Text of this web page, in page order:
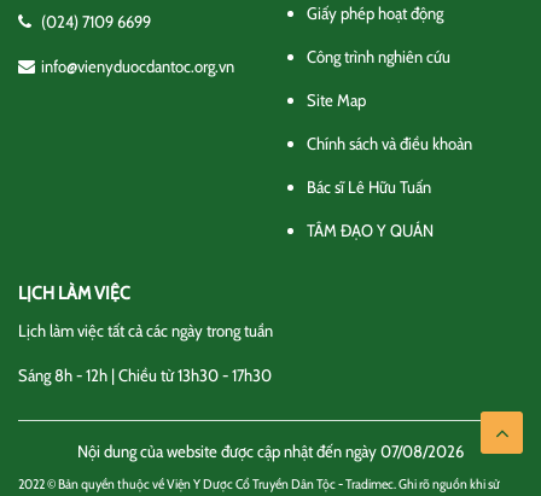
(024) 7109 6699
info@vienyduocdantoc.org.vn
Giấy phép hoạt động
Công trình nghiên cứu
Site Map
Chính sách và điều khoản
Bác sĩ Lê Hữu Tuấn
TÂM ĐẠO Y QUÁN
LỊCH LÀM VIỆC
Lịch làm việc tất cả các ngày trong tuần
Sáng 8h - 12h | Chiều từ 13h30 - 17h30
Nội dung của website được cập nhật đến ngày 07/08/2026
2022 © Bản quyền thuộc về Viện Y Dược Cổ Truyền Dân Tộc - Tradimec. Ghi rõ nguồn khi sử